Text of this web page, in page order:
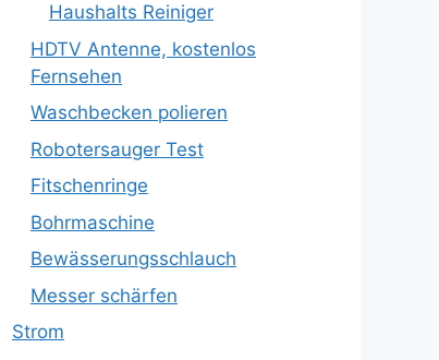
Haushalts Reiniger
HDTV Antenne, kostenlos
Fernsehen
Waschbecken polieren
Robotersauger Test
Fitschenringe
Bohrmaschine
Bewässerungsschlauch
Messer schärfen
Strom